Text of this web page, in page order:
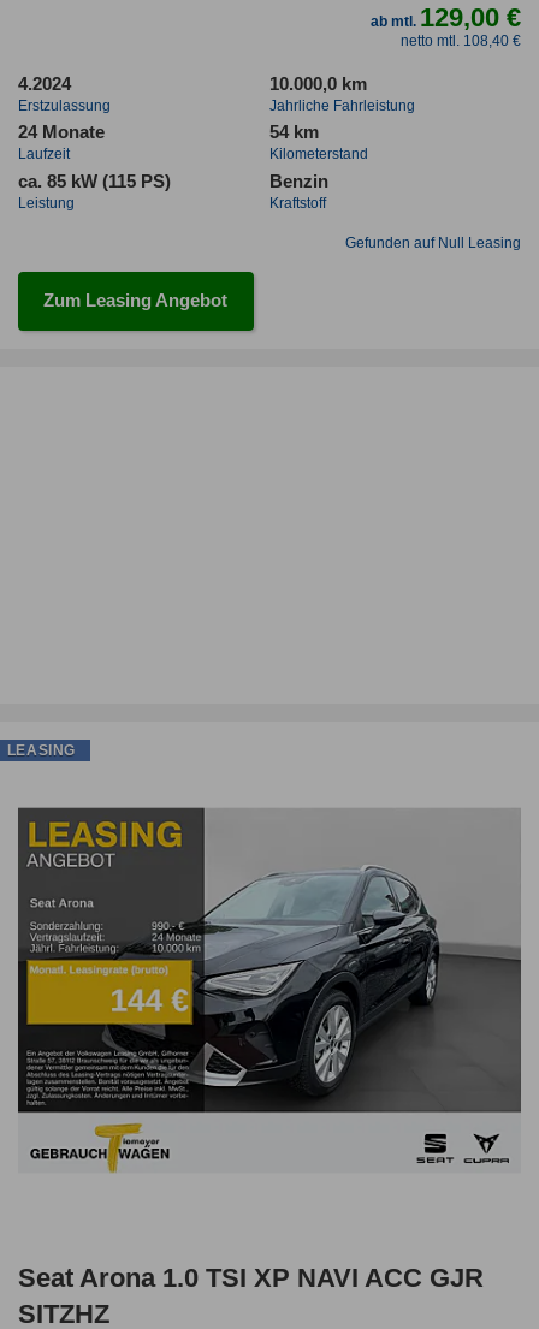
ab mtl. 129,00 €
netto mtl. 108,40 €
4.2024
Erstzulassung
10.000,0 km
Jahrliche Fahrleistung
24 Monate
Laufzeit
54 km
Kilometerstand
ca. 85 kW (115 PS)
Leistung
Benzin
Kraftstoff
Gefunden auf Null Leasing
Zum Leasing Angebot
Seat Arona 1.0 TSI XP NAVI ACC GJR
SITZHZ
LEASING